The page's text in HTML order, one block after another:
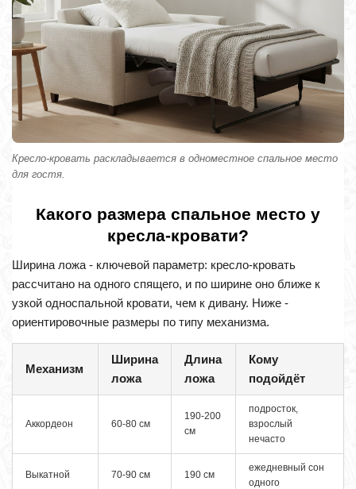
Кресло-кровать раскладывается в одноместное спальное место
для гостя.
Какого размера спальное место у
кресла-кровати?
Ширина ложа - ключевой параметр: кресло-кровать
рассчитано на одного спящего, и по ширине оно ближе к
узкой односпальной кровати, чем к дивану. Ниже -
ориентировочные размеры по типу механизма.
Механизм
Ширина
ложа
Длина
ложа
Кому
подойдёт
Аккордеон 60-80 см
190-200
см
подросток,
взрослый
нечасто
Выкатной 70-90 см 190 см
ежедневный сон
одного